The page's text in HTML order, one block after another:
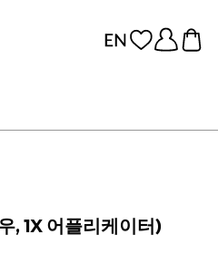
, 1X 어플리케이터)